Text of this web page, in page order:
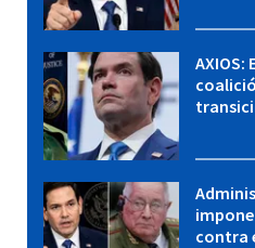
AXIOS:
contra